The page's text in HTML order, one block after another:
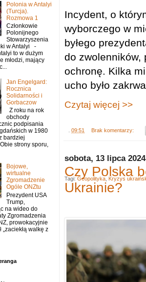
Incydent, o
wyborczego w
byłego
do zwolenników,
ochronę. Kilka
ucho było
Czytaj więcej >>
09:51 Brak komentarzy:
sobota, 13 lipca 2024
Czy Polska
Ukrainie?
Tagi: Geopolityka, Kryzys
Polonia w Antalyi
(Turcja).
Rozmowa 1
Członkowie
Polonijnego
Stowarzyszenia
w Antalyi -
to w dużym
młodzi, mający
Jan Engelgard:
Rocznica
Solidarności i
Gorbaczow
Z roku na rok
obchody
podpisania
w 1980
bardziej
strony sporu,
Bojowe,
wirtualne
Zgromadzenie
Ogóle ONZtu
Prezydent USA
Trump,
na wideo do
Zgromadzenia
prowokacyjnie
„zaciekłą walkę z